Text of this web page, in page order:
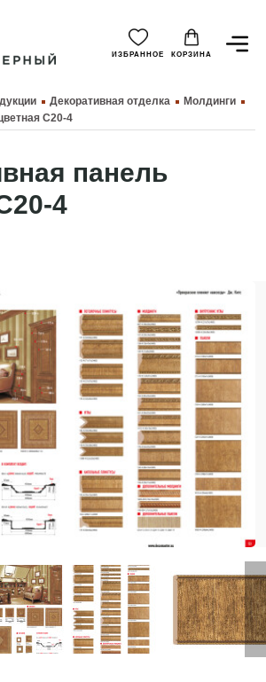
ИЗБРАННОЕ КОРЗИНА
Декоративная отделка
Молдинги
C20-4
панель
4